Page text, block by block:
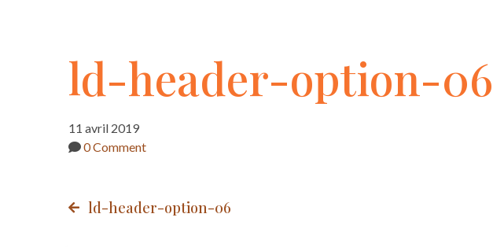
ld-
header-
option-
06
ld-header-option-06
11 avril 2019
0 Comment
Post
ld-header-option-06